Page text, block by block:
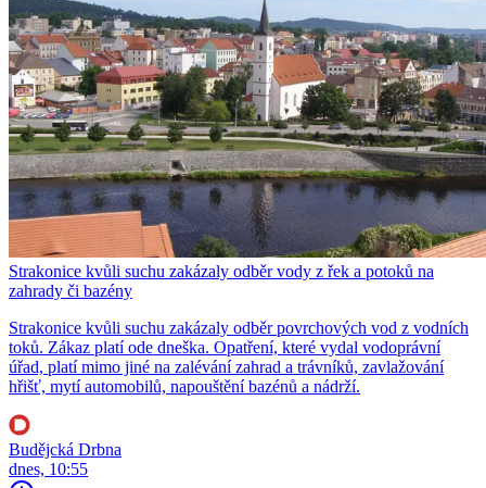
Strakonice kvůli suchu zakázaly odběr vody z řek a potoků na
zahrady či bazény
Strakonice kvůli suchu zakázaly odběr povrchových vod z vodních
toků. Zákaz platí ode dneška. Opatření, které vydal vodoprávní
úřad, platí mimo jiné na zalévání zahrad a trávníků, zavlažování
hřišť, mytí automobilů, napouštění bazénů a nádrží.
Budějcká Drbna
dnes, 10:55